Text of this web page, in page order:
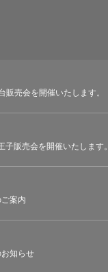
販売会を開催いたします。
子販売会を開催いたします。
案内
知らせ